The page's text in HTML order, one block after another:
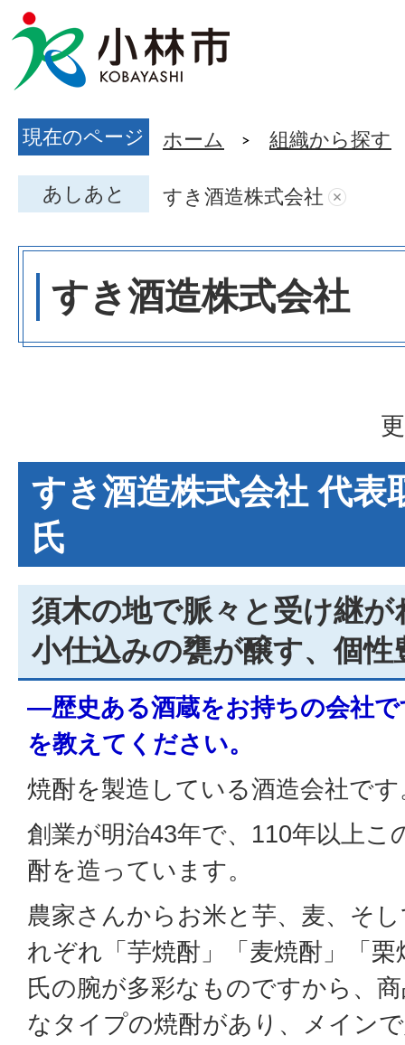
現在のページ ホーム 組織から探す
あしあと すき酒造株式会社
すき酒造株式会社
すき酒造株式会社 代表
氏
須木の地で脈々と受け継
小仕込みの甕が醸す、個
―歴史ある酒蔵をお持ちの会社
を教えてください。
焼酎を製造している酒造会社です
創業が明治43年で、110年以上こ
酎を造っています。
農家さんからお米と芋、麦、そ
れぞれ「芋焼酎」「麦焼酎」「
氏の腕が多彩なものですから、
なタイプの焼酎があり、メイン